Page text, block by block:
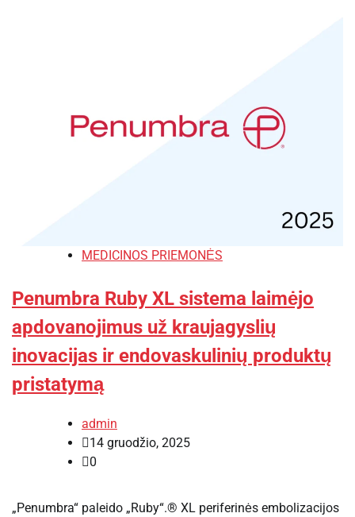
MEDICINOS PRIEMONĖS
Penumbra Ruby XL sistema laimėjo
apdovanojimus už kraujagyslių
inovacijas ir endovaskulinių produktų
pristatymą
admin
14 gruodžio, 2025
0
„Penumbra“ paleido „Ruby“.® XL periferinės embolizacijos